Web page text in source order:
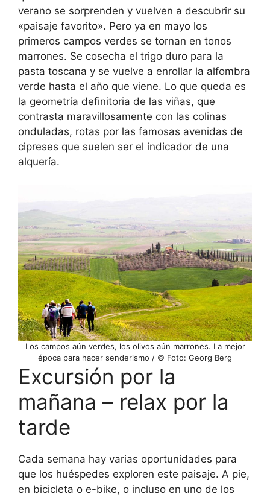
verano se sorprenden y vuelven a descubrir su
«paisaje favorito». Pero ya en mayo los
primeros campos verdes se tornan en tonos
marrones. Se cosecha el trigo duro para la
pasta toscana y se vuelve a enrollar la alfombra
verde hasta el año que viene. Lo que queda es
la geometría definitoria de las viñas, que
contrasta maravillosamente con las colinas
onduladas, rotas por las famosas avenidas de
cipreses que suelen ser el indicador de una
alquería.
Los campos aún verdes, los olivos aún marrones. La mejor
época para hacer senderismo / © Foto: Georg Berg
Excursión por la
mañana – relax por la
tarde
Cada semana hay varias oportunidades para
que los huéspedes exploren este paisaje. A pie,
en bicicleta o e-bike, o incluso en uno de los